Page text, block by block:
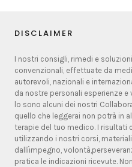
DISCLAIMER
I nostri consigli, rimedi e
convenzionali, effettuate da
autorevoli, nazionali e
da nostre personali esperienze
lo sono alcuni dei nostri
quello che leggerai non potrà in
terapie del tuo medico. I risultati
utilizzando i nostri corsi,
dallíimpegno,
pratica le indicazioni ricevute.